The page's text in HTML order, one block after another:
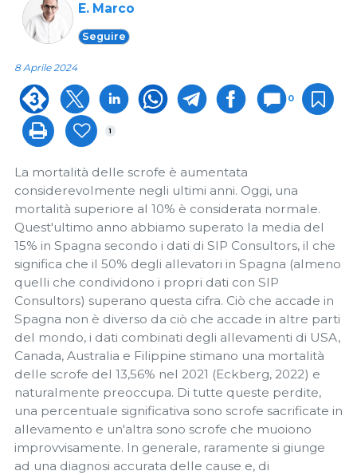
E. Marco
Seguire
8 Aprile 2024
0
1
La mortalità delle scrofe è aumentata
considerevolmente negli ultimi anni. Oggi, una
mortalità superiore al 10% è considerata normale.
Quest'ultimo anno abbiamo superato la media del
15% in Spagna secondo i dati di SIP Consultors, il che
significa che il 50% degli allevatori in Spagna (almeno
quelli che condividono i propri dati con SIP
Consultors) superano questa cifra. Ciò che accade in
Spagna non è diverso da ciò che accade in altre parti
del mondo, i dati combinati degli allevamenti di USA,
Canada, Australia e Filippine stimano una mortalità
delle scrofe del 13,56% nel 2021 (Eckberg, 2022) e
naturalmente preoccupa. Di tutte queste perdite,
una percentuale significativa sono scrofe sacrificate in
allevamento e un'altra sono scrofe che muoiono
improvvisamente. In generale, raramente si giunge
ad una diagnosi accurata delle cause e, di